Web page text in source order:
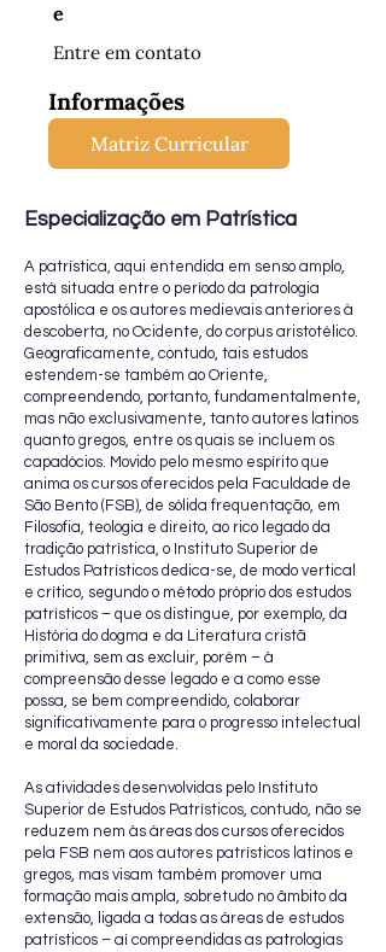
e
Entre em contato
Informações
Matriz Curricular
Especialização em Patrística
A patrística, aqui entendida em senso amplo,
está situada entre o período da patrologia
apostólica e os autores medievais anteriores à
descoberta, no Ocidente, do corpus aristotélico.
Geograficamente, contudo, tais estudos
estendem-se também ao Oriente,
compreendendo, portanto, fundamentalmente,
mas não exclusivamente, tanto autores latinos
quanto gregos, entre os quais se incluem os
capadócios. Movido pelo mesmo espírito que
anima os cursos oferecidos pela Faculdade de
São Bento (FSB), de sólida frequentação, em
Filosofia, teologia e direito, ao rico legado da
tradição patrística, o Instituto Superior de
Estudos Patrísticos dedica-se, de modo vertical
e crítico, segundo o método próprio dos estudos
patrísticos – que os distingue, por exemplo, da
História do dogma e da Literatura cristã
primitiva, sem as excluir, porém – à
compreensão desse legado e a como esse
possa, se bem compreendido, colaborar
significativamente para o progresso intelectual
e moral da sociedade.
As atividades desenvolvidas pelo Instituto
Superior de Estudos Patrísticos, contudo, não se
reduzem nem às áreas dos cursos oferecidos
pela FSB nem aos autores patrísticos latinos e
gregos, mas visam também promover uma
formação mais ampla, sobretudo no âmbito da
extensão, ligada a todas as áreas de estudos
patrísticos – aí compreendidas as patrologias